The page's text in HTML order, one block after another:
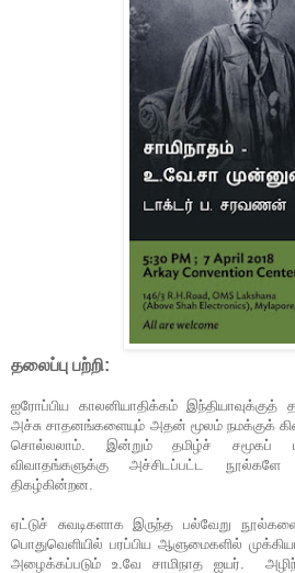
தலைப்பு பற்றி:
ஐரோப்பிய காலனியாதிக்கம்
அச்சு சாதனங்களையும் அதன் மூலம் நமக்குக்
சொல்லலாம். இன்றும் தமிழ்ச் சமூகப்
விவாதங்களுக்கு அச்சிடப்பட்ட
திகழ்கின்றன.
ஏட்டுச் சுவடிகளாக இருந்த பல்வேறு
பொதுவெளியில் பரப்பிய ஆளுமைகளில்
அழைக்கப்படும் உ.வே சாமிநாத ஐயர்.